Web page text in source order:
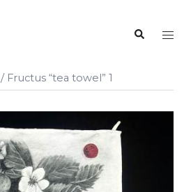
Cerca
/ Fructus “tea towel” 1